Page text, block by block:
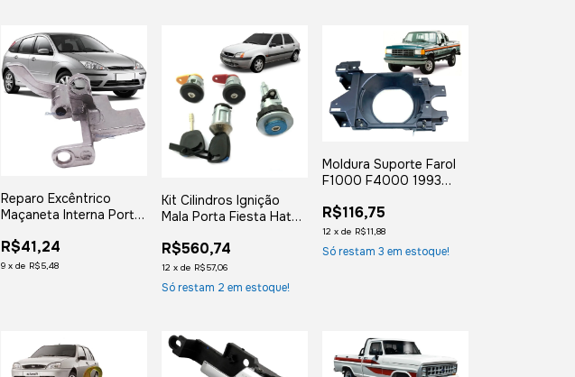
Reparo Excêntrico
Maçaneta Interna Porta
Direito
R$41,24
9 xde R$5,48
Kit Cilindros Ignição
Mala Porta Fiesta Hatch
2000 2001 2002
R$560,74
12 xde R$57,06
Só restam 2 em estoque!
Moldura Suporte Farol
F1000 F4000 1993
R$116,75
12 xde R$11,88
Só restam3 em estoque!